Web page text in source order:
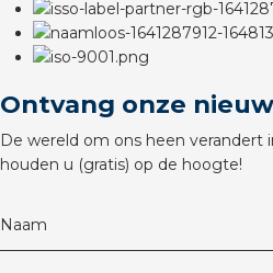
Ontvang onze
De wereld om ons heen verandert
houden u (gratis) op de hoogte!
Naam